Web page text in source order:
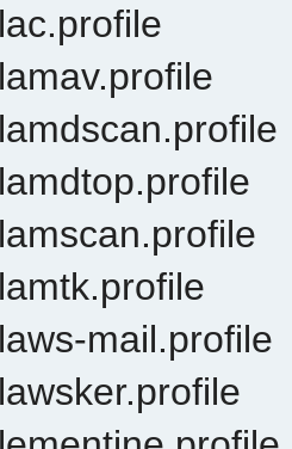
mail.profile